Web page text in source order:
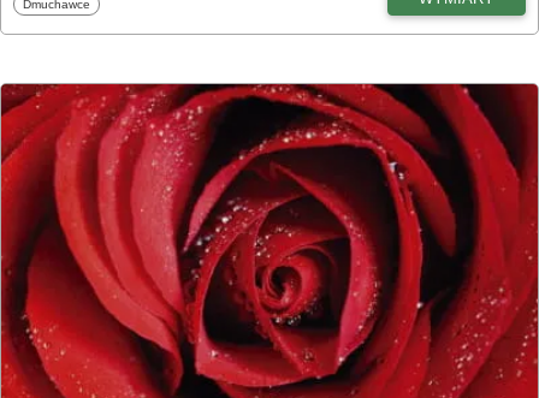
Fototapety
Dmuchawce